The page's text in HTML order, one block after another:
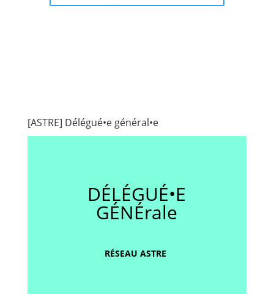
[ASTRE] Délégué•e général•e
DÉLÉGUÉ•E
GÉNÉrale
RÉSEAU ASTRE